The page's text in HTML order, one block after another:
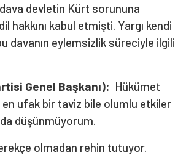
devletin Kürt sorununa
hakkını kabul etmişti. Yargı kendi
davanın eylemsizlik süreciyle ilgili
Genel Başkanı): Hükümet
en ufak bir taviz bile olumlu etkiler
düşünmüyorum.
olmadan rehin tutuyor.